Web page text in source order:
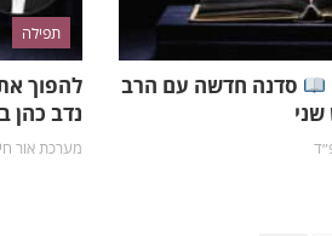
סדנה חדשה עם הרב
תפילה
להפוך
נדב כהן
מערכת אור